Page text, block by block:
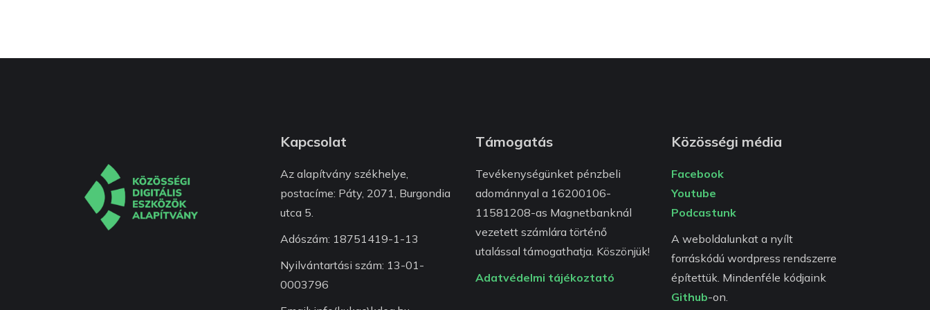
Kapcsolat
Az alapítvány székhelye,
postacíme: Páty, 2071, Burgondia
utca 5.
Adószám: 18751419-1-13
Nyilvántartási szám: 13-01-
0003796
Támogatás
Tevékenységünket pénzbeli
adománnyal a 16200106-
11581208-as Magnetbanknál
vezetett számlára történő
utalással támogathatja. Köszönjük!
Adatvédelmi tájékoztató
Közösségi média
Facebook
Youtube
Podcastunk
A weboldalunkat a nyílt
forráskódú wordpress rendszerre
építettük. Mindenféle kódjaink
Github-on.